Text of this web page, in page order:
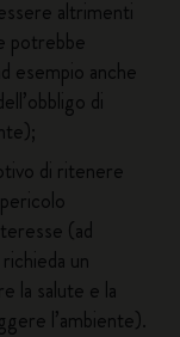
altrimenti
potrebbe
esempio anche
di
di ritenere
(ad
un
la salute e la
l’ambiente).